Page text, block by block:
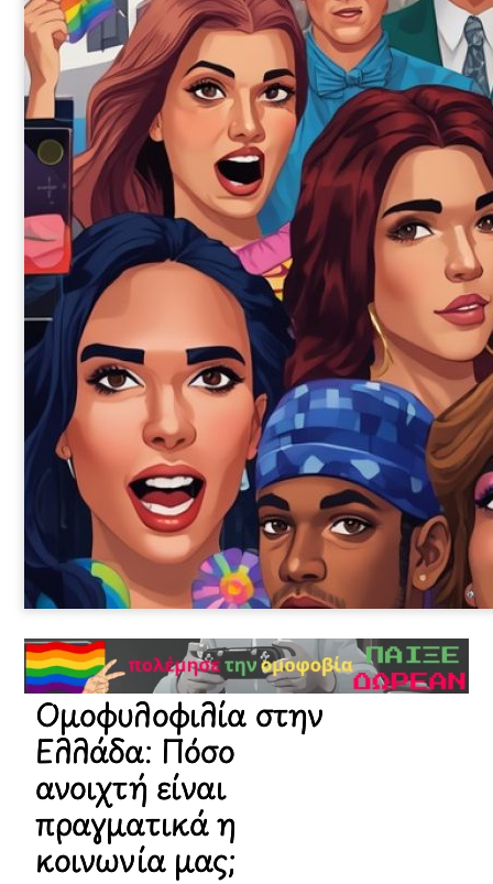
Ομοφυλοφιλία στην
Ελλάδα: Πόσο
ανοιχτή είναι
πραγματικά η
κοινωνία μας;